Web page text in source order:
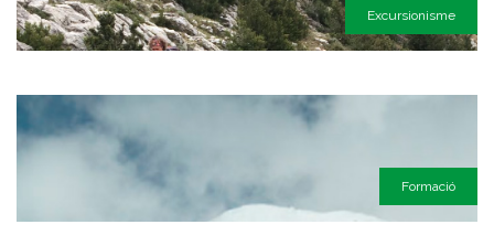
Excursionisme
Formació